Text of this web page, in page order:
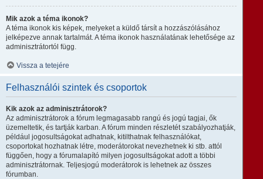
Mik azok a téma ikonok?
A téma ikonok kis képek, melyeket a küldő társít a hozzászólásához
jelképezve annak tartalmát. A téma ikonok használatának lehetősége az
adminisztrátortól függ.
Vissza a tetejére
Felhasználói szintek és csoportok
Kik azok az adminisztrátorok?
Az adminisztrátorok a fórum legmagasabb rangú és jogú tagjai, ők
üzemeltetik, és tartják karban. A fórum minden részletét szabályozhatják,
például jogosultságokat adhatnak, kitilthatnak felhasználókat,
csoportokat hozhatnak létre, moderátorokat nevezhetnek ki stb. attól
függően, hogy a fórumalapító milyen jogosultságokat adott a többi
adminisztrátornak. Teljesjogú moderátorok is lehetnek az összes
fórumban.